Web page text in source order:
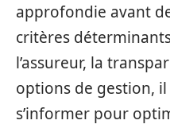
approfondie avant
critères
l’assureur, la
options de gestion,
s’informer pour